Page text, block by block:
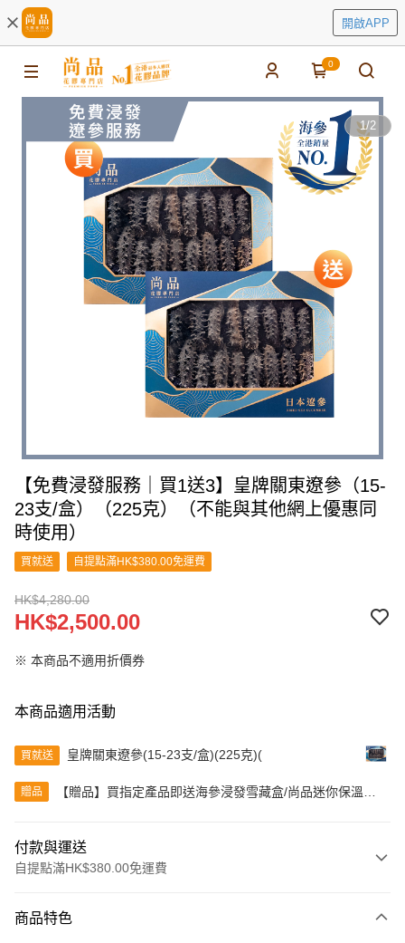
開啟APP
0
1/2
【免費浸發服務｜買1送3】皇牌關東遼參（15-
23支/盒）（225克）（不能與其他網上優惠同
時使用）
買就送 自提點滿HK$380.00免運費
HK$4,280.00
HK$2,500.00
※ 本商品不適用折價券
本商品適用活動
買就送 皇牌關東遼參(15-23支/盒)(225克)(
贈品
【贈品】買指定產品即送海參浸發雪藏盒/尚品迷你保溫杯
付款與運送
自提點滿HK$380.00免運費
信用卡
商品特色